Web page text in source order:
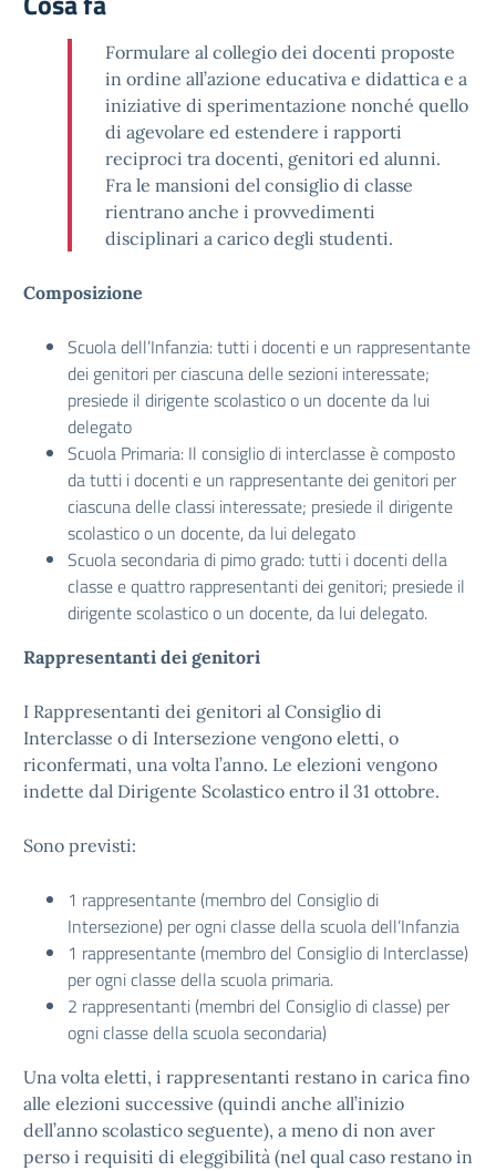
Formulare al collegio dei docenti proposte
in ordine all’azione educativa e didattica e a
iniziative di sperimentazione nonché quello
di agevolare ed estendere i rapporti
reciproci tra docenti, genitori ed alunni.
Fra le mansioni del consiglio di classe
rientrano anche i provvedimenti
disciplinari a carico degli studenti.
Composizione
Scuola dell’Infanzia: tutti i docenti e un rappresentante
dei genitori per ciascuna delle sezioni interessate;
presiede il dirigente scolastico o un docente da lui
delegato
Scuola Primaria: Il consiglio di interclasse è composto
da tutti i docenti e un rappresentante dei genitori per
ciascuna delle classi interessate; presiede il dirigente
scolastico o un docente, da lui delegato
Scuola secondaria di pimo grado: tutti i docenti della
classe e quattro rappresentanti dei genitori; presiede il
dirigente scolastico o un docente, da lui delegato.
Rappresentanti dei genitori
I Rappresentanti dei genitori al Consiglio di
Interclasse o di Intersezione vengono eletti, o
riconfermati, una volta l’anno. Le elezioni vengono
indette dal Dirigente Scolastico entro il 31 ottobre.
Sono previsti:
1 rappresentante (membro del Consiglio di
Intersezione) per ogni classe della scuola dell’Infanzia
1 rappresentante (membro del Consiglio di Interclasse)
per ogni classe della scuola primaria.
2 rappresentanti (membri del Consiglio di classe) per
ogni classe della scuola secondaria)
Una volta eletti, i rappresentanti restano in carica fino
alle elezioni successive (quindi anche all’inizio
dell’anno scolastico seguente), a meno di non aver
perso i requisiti di eleggibilità (nel qual caso restano in